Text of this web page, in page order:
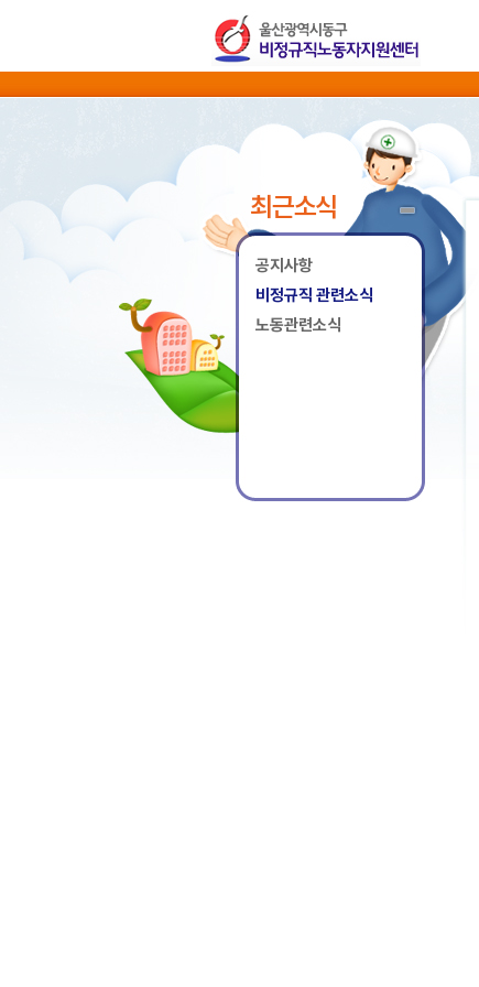
최근소식
공지사항
비정규직 관련소식
노동관련소식